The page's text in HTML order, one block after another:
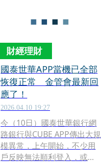
災害可能帶來的衝擊。
財經理財
國泰世華APP當機已全部
恢復正常 金管會最新回
應了！
2026.04.10 19:27
今（10日）國泰世華銀行網
路銀行與CUBE APP傳出大規
模異常，上午開始，不少用
戶反映無法順利登入，或畫